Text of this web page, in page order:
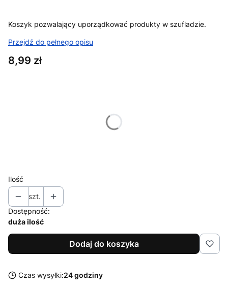
Koszyk pozwalający uporządkować produkty w szufladzie.
Przejdź do pełnego opisu
Cena
8,99 zł
Ilość
szt.
Dostępność:
duża ilość
Dodaj do koszyka
Czas wysyłki:24 godziny